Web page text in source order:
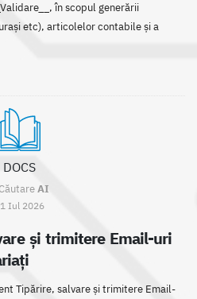
în scopul generării
etc), articolelor contabile și a
DOCS
AI
Iul 2026
și trimitere Email-uri
Tipărire, salvare și trimitere Email-